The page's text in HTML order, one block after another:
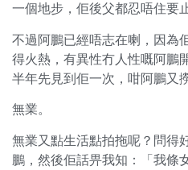
一個地步，佢後父都忍唔住要
不過阿鵬已經唔志在喇，因為
得火熱，有異性冇人性嘅阿鵬
半年先見到佢一次，咁阿鵬又
無業。
無業又點生活點拍拖呢？問得
鵬，然後佢話畀我知：「我條